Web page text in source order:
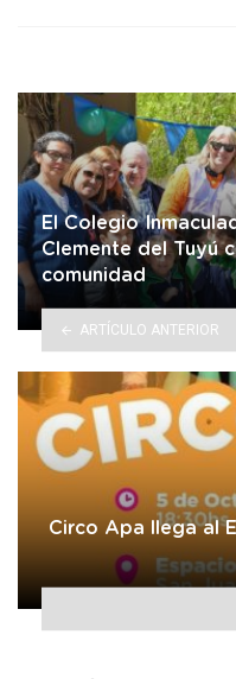
El Colegio
Clemente del Tuyú
comunidad
ARTÍCULO ANTERIOR
Circo Apa llega al